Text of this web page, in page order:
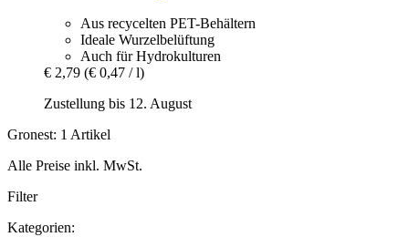
Aus recycelten PET-Behältern
Ideale Wurzelbelüftung
Auch für Hydrokulturen
€ 2,79 (€ 0,47 / l)
Zustellung bis 12. August
Gronest: 1 Artikel
Alle Preise inkl. MwSt.
Filter
Kategorien: